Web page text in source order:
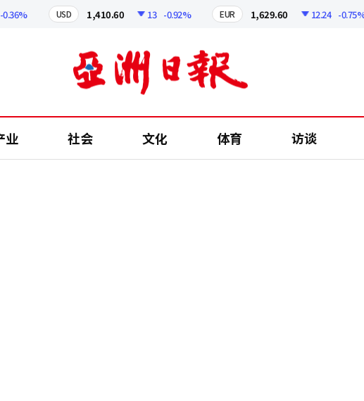
USD 1,410.60 13 -0.92% EUR 1,629.60 12.24 -0.75%
业 社会 文化 体育 访谈